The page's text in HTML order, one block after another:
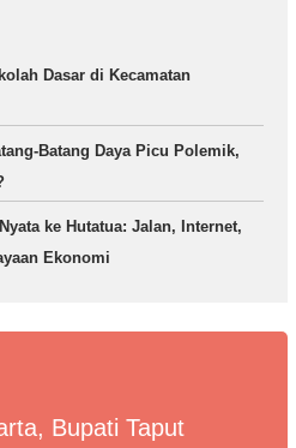
Dasar di Kecamatan
Batang Daya Picu Polemik,
ke Hutatua: Jalan, Internet,
Ekonomi
Bupati Taput